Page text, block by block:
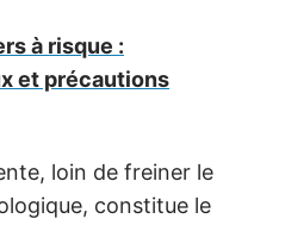
à risque :
et précautions
loin de freiner le
constitue le